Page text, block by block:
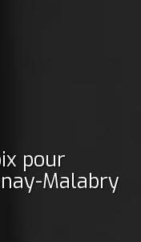
pour
Malabry